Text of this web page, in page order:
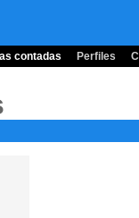
contadas Perfiles